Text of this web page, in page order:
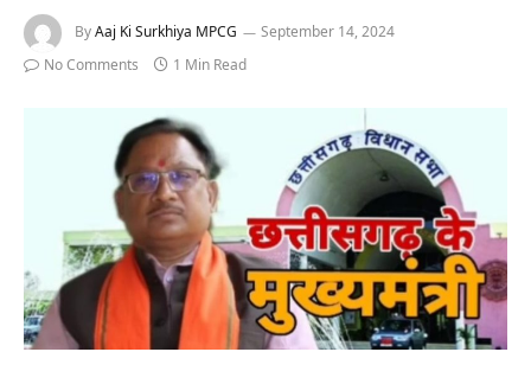
ByAaj Ki Surkhiya MPCG
September 14, 2024
No Comments
1 Min Read